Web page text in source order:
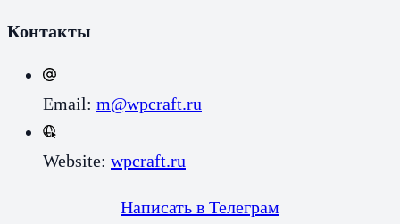
Контакты
Email: m@wpcraft.ru
Website: wpcraft.ru
Написать в Телеграм